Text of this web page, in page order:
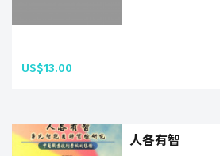
US$13.00
人各有智